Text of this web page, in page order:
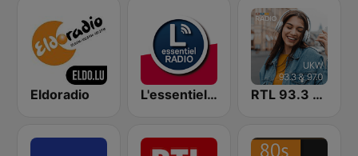
Eldoradio L'essentiel Radio RTL 93.3 & 97.0